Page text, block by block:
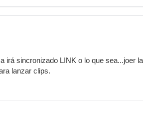
sincronizado LINK o lo que sea...joer
lanzar clips.